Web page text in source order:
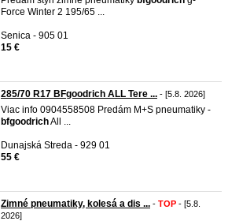
Force Winter 2 195/65 ...
Senica - 905 01
15 €
285/70 R17 BFgoodrich ALL Tere ... - [5.8. 2026]
Viac info 0904558508 Predám M+S pneumatiky -
bfgoodrichAll ...
Dunajská Streda - 929 01
55 €
Zimné pneumatiky, kolesá a dis ... - TOP - [5.8.
2026]